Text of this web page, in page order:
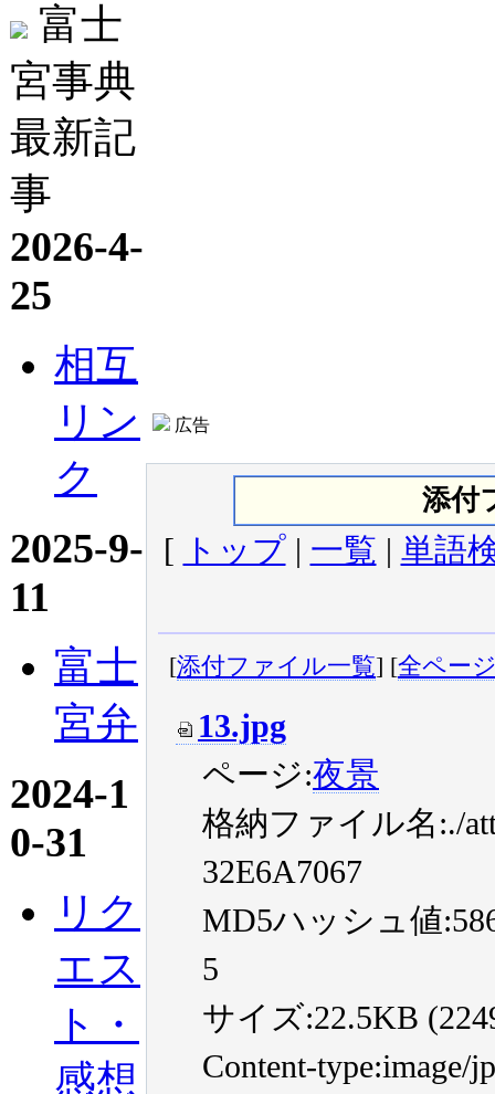
富士
宮事典
最新記
事
2026-4-
25
相互
リン
ク
2025-9-
11
富士
宮弁
2024-1
0-31
リク
エス
ト・
感想
広告
添付
[ トップ| 一覧 | 単語
[添付ファイル一覧] [全ペー
13.jpg
ページ:夜景
格納ファイル名:./
32E6A7067
MD5ハッシュ値
5
サイズ:22.5KB
Content-type:image/